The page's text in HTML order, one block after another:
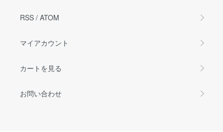
RSS / ATOM
マイアカウント
カートを見る
お問い合わせ